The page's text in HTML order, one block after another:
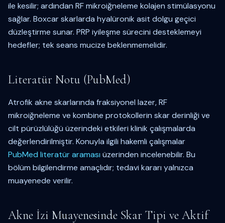
ile kesilir; ardından RF mikroiğneleme kolajen stimülasyonu
sağlar. Boxcar skarlarda hyalüronik asit dolgu geçici
düzleştirme sunar. PRP iyileşme sürecini desteklemeyi
hedefler; tek seans mucize beklenmemelidir.
Literatür Notu (PubMed)
Atrofik akne skarlarında fraksiyonel lazer, RF
mikroiğneleme ve kombine protokollerin skar derinliği ve
cilt pürüzlülüğü üzerindeki etkileri klinik çalışmalarda
değerlendirilmiştir. Konuyla ilgili hakemli çalışmalar
PubMed literatür araması üzerinden incelenebilir. Bu
bölüm bilgilendirme amaçlıdır; tedavi kararı yalnızca
muayenede verilir.
Akne İzi Muayenesinde Skar Tipi ve Aktif